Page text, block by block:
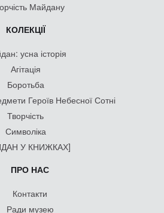
Майдану
КОЛЕКЦІЇ
усна історія
Агітація
Боротьба
Героїв Небесної Сотні
Творчість
Символіка
У КНИЖКАХ]
ПРО НАС
Контакти
Ради музею